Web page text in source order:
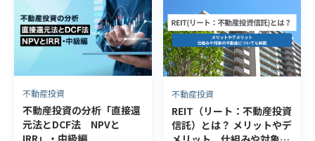
不動産投資
不動産投資の分析「直接還
元法とDCF法 NPVと
不動産投資
REIT（リート：不動産投資
信託）とは？ メリットやデ